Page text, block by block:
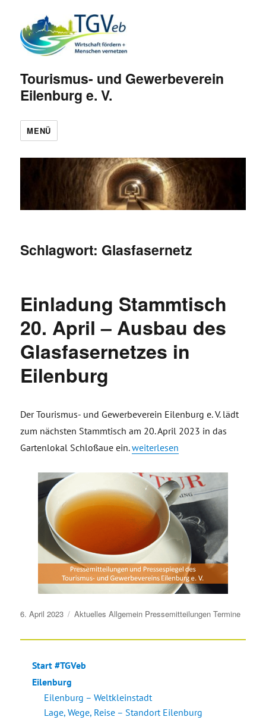
Tourismus- und Gewerbeverein
Eilenburg e. V.
MENÜ
Schlagwort: Glasfasernetz
Einladung Stammtisch
20. April – Ausbau des
Glasfasernetzes in
Eilenburg
Der Tourismus- und Gewerbeverein Eilenburg e. V. lädt
zum nächsten Stammtisch am 20. April 2023 in das
Gartenlokal Schloßaue ein.„Einladung Stammtisch 20. April
weiterlesen
Veröffentlicht
6. April 2023 Aktuelles Allgemein Pressemitteilungen Termine
Start #TGVeb
Eilenburg
Eilenburg – Weltkleinstadt
Lage, Wege, Reise – Standort Eilenburg